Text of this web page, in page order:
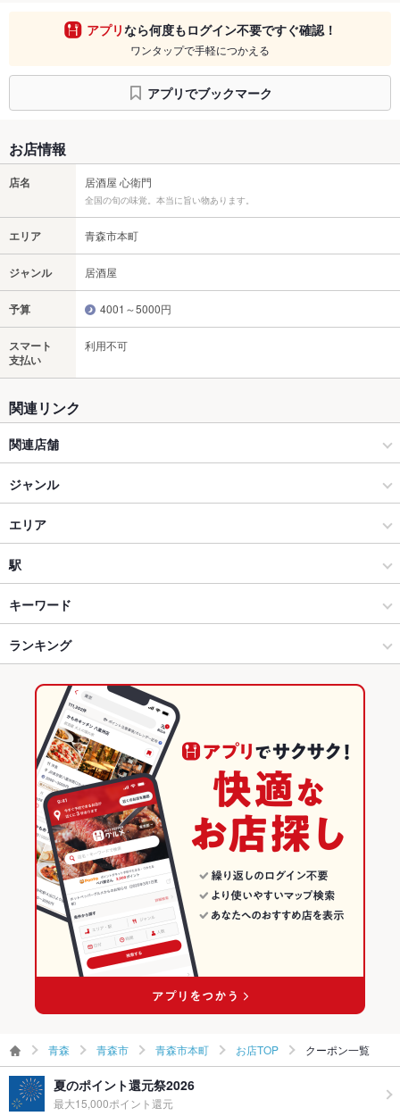
アプリなら何度もログイン不要ですぐ確認！
ワンタップで手軽につかえる
アプリでブックマーク
お店情報
店名 居酒屋 心衛門
全国の旬の味覚。本当に旨い物あります。
エリア 青森市本町
ジャンル 居酒屋
予算 4001～5000円
スマート
支払い
利用不可
関連リンク
関連店舗
肴ダイニング心
ジャンル
居酒屋
創作
青森市 × 居酒屋
青森市 × 創作
青森駅 × 居酒屋
青森駅 × 創作
和食全般
青森市 × 和食
青森市 × 和食全般
青森駅 × 和食
青森駅 × 和食全般
エリア
青森市本町
青森市本町 × 居酒屋
青森市本町 × 創作
青森市本町 × 和食
青森市本町 × 和食全般
青森 × 居酒屋
青森 × 創作
青森 × 和食
青森 × 和食全般
駅
青森駅
キーワード
からあげ
おばんざい レバー
牛タン フレンチトースト
ランキング
青森のグルメランキング
青森の居酒屋ランキング
青森市のグルメランキング
青森市の居酒屋ランキング
青森市本町のグルメランキング
青森市本町の居酒屋ランキング
青森 青森市 青森市本町 お店TOP クーポン一覧
夏のポイント還元祭2026
最大15,000ポイント還元